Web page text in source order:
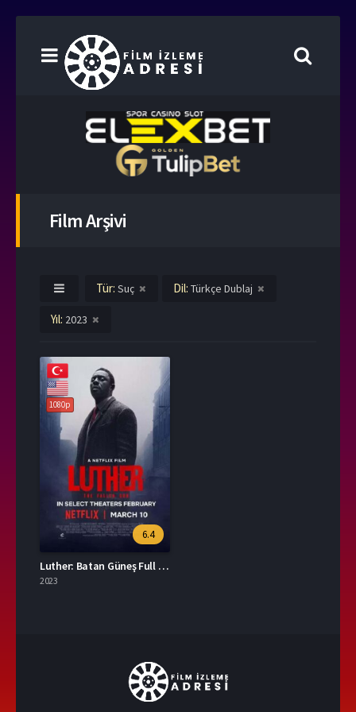
Film Arşivi
Tür: Suç Dil: Türkçe Dublaj
Yıl: 2023
1080p
6.4
Luther: Batan Güneş Full İzle
2023